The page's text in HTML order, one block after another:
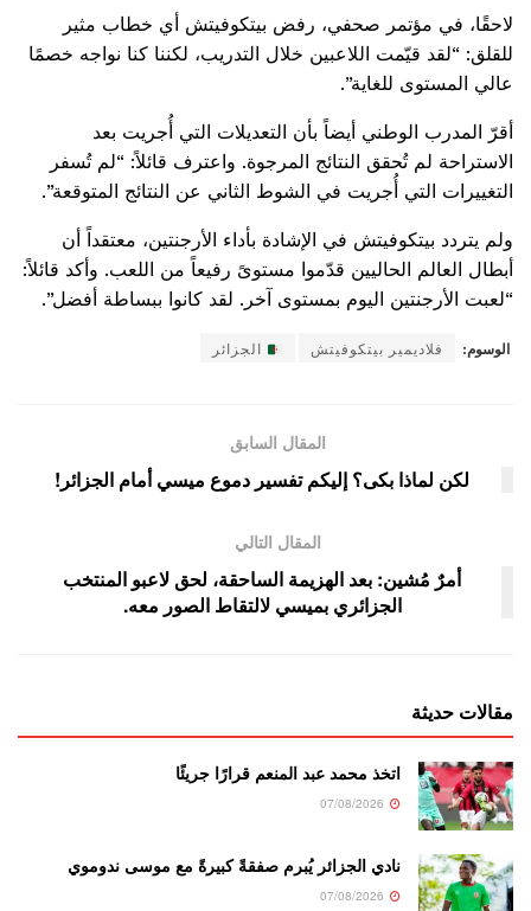
لاحقًا، في مؤتمر صحفي، رفض بيتكوفيتش أي خطاب مثير
للقلق: “لقد قيّمت اللاعبين خلال التدريب، لكننا كنا نواجه خصمًا
عالي المستوى للغاية”.
أقرّ المدرب الوطني أيضاً بأن التعديلات التي أُجريت بعد
الاستراحة لم تُحقق النتائج المرجوة. واعترف قائلاً: “لم تُسفر
التغييرات التي أُجريت في الشوط الثاني عن النتائج المتوقعة”.
ولم يتردد بيتكوفيتش في الإشادة بأداء الأرجنتين، معتقداً أن
أبطال العالم الحاليين قدّموا مستوىً رفيعاً من اللعب. وأكد قائلاً:
“لعبت الأرجنتين اليوم بمستوى آخر. لقد كانوا ببساطة أفضل”.
الوسوم: فلاديمير بيتكوفيتش الجزائر
المقال السابق
لكن لماذا بكى؟ إليكم تفسير دموع ميسي أمام الجزائر!
المقال التالي
أمرٌ مُشين: بعد الهزيمة الساحقة، لحق لاعبو المنتخب
الجزائري بميسي لالتقاط الصور معه.
مقالات حديثة
اتخذ محمد عبد المنعم قرارًا جريئًا
نادي الجزائر يُبرم صفقةً كبيرةً مع موسى ندوموي